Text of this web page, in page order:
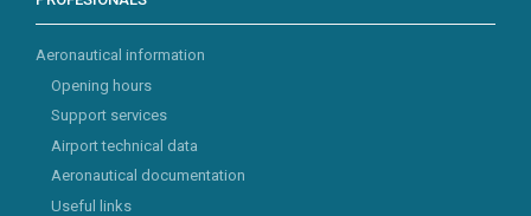
Aeronautical information
Opening hours
Support services
Airport technical data
Aeronautical documentation
Useful links